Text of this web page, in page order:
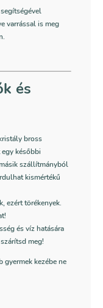
varrással is meg
és
bross
későbbi
szállítmányból
kismértékű
ezért törékenyek.
és víz hatására
meg!
kezébe ne